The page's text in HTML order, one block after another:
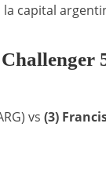
capital
vs (3)